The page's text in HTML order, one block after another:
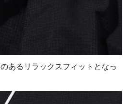
あるリラックスフィットとなっ